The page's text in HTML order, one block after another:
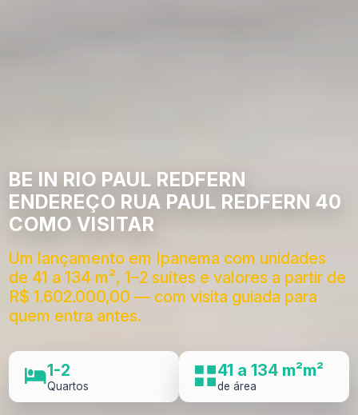
BE IN RIO PAUL REDFERN
ENDEREÇO RUA PAUL REDFERN 40
COMO VISITAR
Um lançamento em Ipanema com unidades
de 41 a 134 m², 1–2 suítes e valores a partir de
R$ 1.602.000,00 — com visita guiada para
quem entra antes.
1-2
Quartos
41 a 134 m²m²
de área